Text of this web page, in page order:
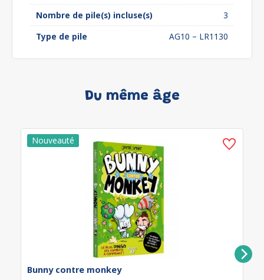
Nombre de pile(s) incluse(s)
3
Type de pile
AG10 – LR1130
Du même âge
Bunny contre monkey